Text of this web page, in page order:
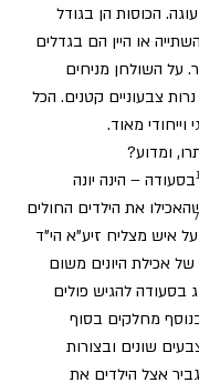
הכוסות הן בגודל
או היין הם בגדלים
על השולחן מניחים
צבעוניים קטנים. הכל
וייחודי מאוד.
ומדוע?
– הינה יונה
את הילדים החולים
איש מצליח זיע"א הי"ד
אכילת היונים משום
בסעודה להגיש פולים
מחלקים בסוף
שונים ובצורות
אצל הילדים את